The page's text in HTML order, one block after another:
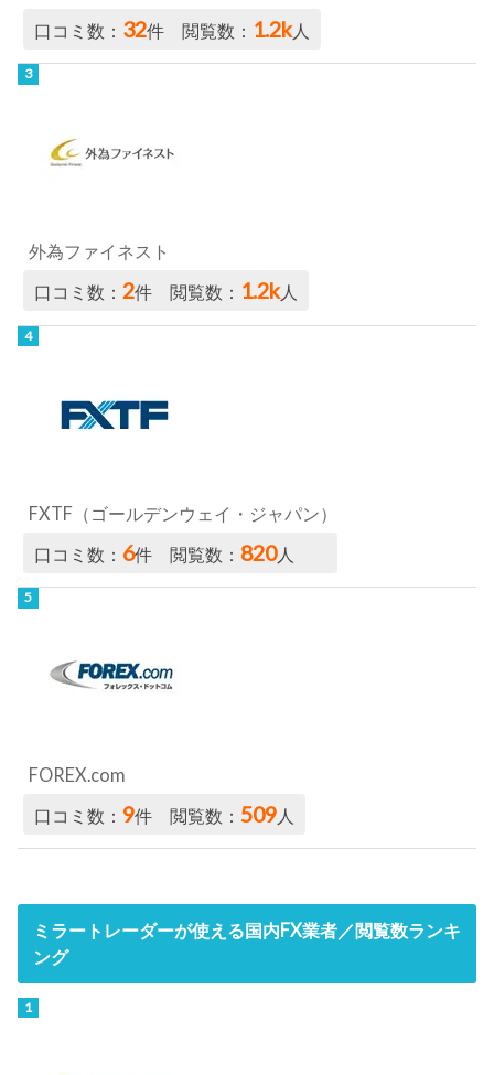
口コミ数： 32件 閲覧数： 1.2k人
外為ファイネスト
口コミ数：2件 閲覧数： 1.2k人
FXTF（ゴールデンウェイ・ジャパン）
口コミ数： 6件 閲覧数： 820人
FOREX.com
口コミ数： 9件 閲覧数：509 人
ミラートレーダーが使える国内FX業者／閲覧数ランキ
ング